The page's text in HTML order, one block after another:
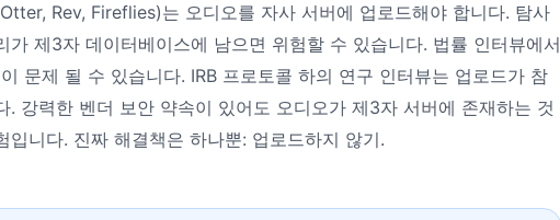
Rev, Fireflies)는 오디오를 자사 서버에 업로드해야 합니다. 탐사
가 제3자 데이터베이스에 남으면 위험할 수 있습니다. 법률 인터뷰에서
문제 될 수 있습니다. IRB 프로토콜 하의 연구 인터뷰는 업로드가 참
. 강력한 벤더 보안 약속이 있어도 오디오가 제3자 서버에 존재하는 것
입니다. 진짜 해결책은 하나뿐: 업로드하지 않기.